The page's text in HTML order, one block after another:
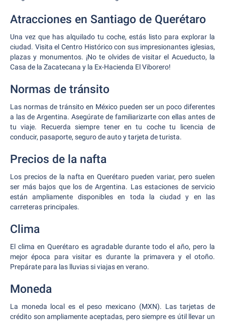
Atracciones en Santiago de Querétaro
Una vez que has alquilado tu coche, estás listo para explorar la
ciudad. Visita el Centro Histórico con sus impresionantes iglesias,
plazas y monumentos. ¡No te olvides de visitar el Acueducto, la
Casa de la Zacatecana y la Ex-Hacienda El Viborero!
Normas de tránsito
Las normas de tránsito en México pueden ser un poco diferentes
a las de Argentina. Asegúrate de familiarizarte con ellas antes de
tu viaje. Recuerda siempre tener en tu coche tu licencia de
conducir, pasaporte, seguro de auto y tarjeta de turista.
Precios de la nafta
Los precios de la nafta en Querétaro pueden variar, pero suelen
ser más bajos que los de Argentina. Las estaciones de servicio
están ampliamente disponibles en toda la ciudad y en las
carreteras principales.
Clima
El clima en Querétaro es agradable durante todo el año, pero la
mejor época para visitar es durante la primavera y el otoño.
Prepárate para las lluvias si viajas en verano.
Moneda
La moneda local es el peso mexicano (MXN). Las tarjetas de
crédito son ampliamente aceptadas, pero siempre es útil llevar un